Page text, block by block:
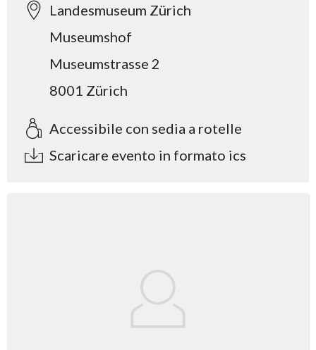
Landesmuseum Zürich
Museumshof
Museumstrasse 2
8001 Zürich
Accessibile con sedia a rotelle
Scaricare evento in formato ics